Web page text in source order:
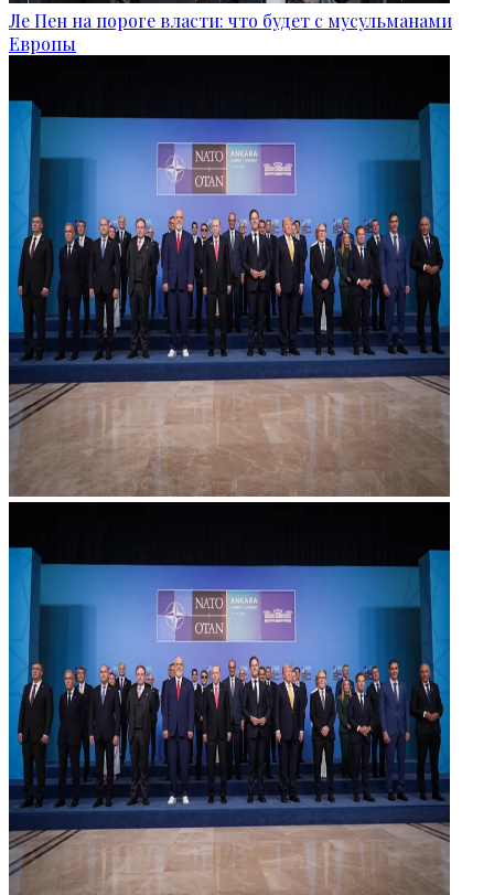
Ле Пен на пороге власти: что будет с мусульманами
Европы